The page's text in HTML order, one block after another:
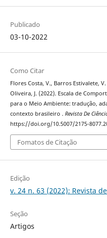
Publicado
03-10-2022
Como Citar
Flores Costa, V., Barros Estivalete,
Oliveira, J. (2022). Escala de
para o Meio Ambiente: tradução,
contexto brasileiro . Revista De
https://doi.org/10.5007/2175-
Fomatos de Citação
Edição
v. 24 n. 63 (2022): Revista
Seção
Artigos